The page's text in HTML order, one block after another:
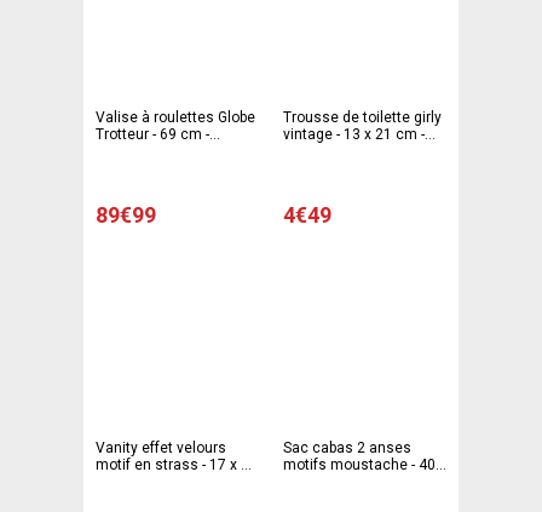
Valise à roulettes Globe
Trotteur - 69 cm -
89€99
Trousse de toilette girly
vintage - 13 x 21 cm -
4€49
Vanity effet velours
motif en strass - 17 x 13
Sac cabas 2 anses
motifs moustache - 40 x